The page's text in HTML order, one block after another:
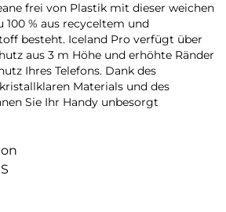
frei von Plastik mit dieser weichen
100 % aus recyceltem und
besteht. Iceland Pro verfügt über
aus 3 m Höhe und erhöhte Ränder
Ihres Telefons. Dank des
Materials und des
Sie Ihr Handy unbesorgt